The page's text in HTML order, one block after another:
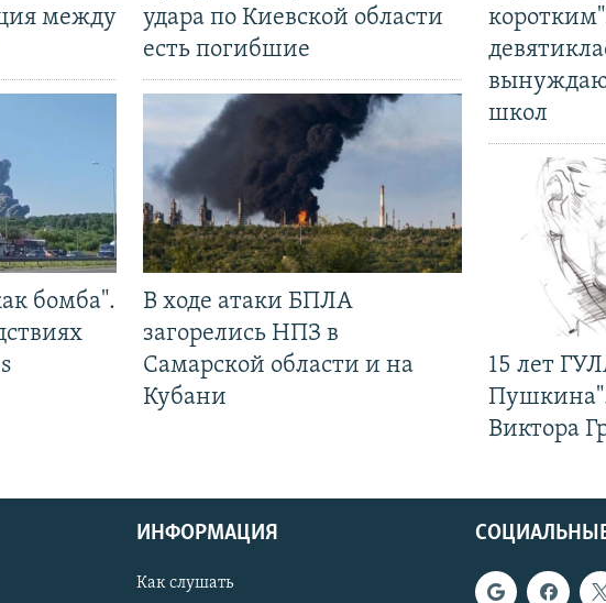
между
бомба".
удара по Киевской области
есть погибшие
В ходе атаки БПЛА
загорелись НПЗ в
Самарской области и на
Кубани
школ
15 лет
Виктора
ИНФОРМАЦИЯ
Как слушать